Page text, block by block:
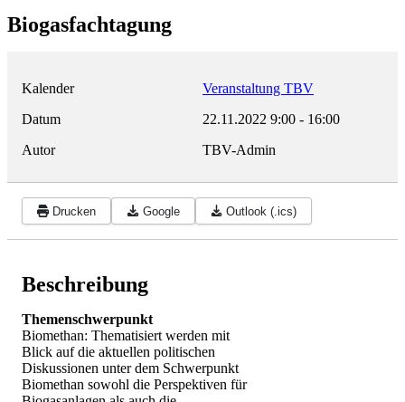
Biogasfachtagung
Kalender
Veranstaltung TBV
Datum
22.11.2022 9:00 - 16:00
Autor
TBV-Admin
Drucken Google Outlook (.ics)
Beschreibung
Themenschwerpunkt
Biomethan: Thematisiert werden mit
Blick auf die aktuellen politischen
Diskussionen unter dem Schwerpunkt
Biomethan sowohl die Perspektiven für